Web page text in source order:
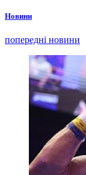
Новини
попередні новини